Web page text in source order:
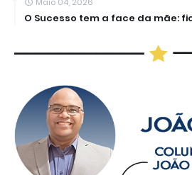
O Sucesso tem a face da mãe: